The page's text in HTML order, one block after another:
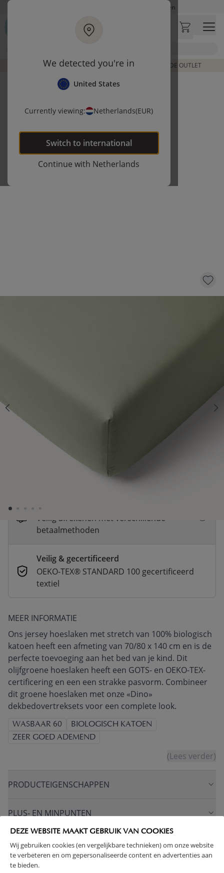
DEZE WEBSITE MAAKT GEBRUIK VAN COOKIES
Wij gebruiken cookies (en vergelijkbare technieken) om onze website
te verbeteren en om gepersonaliseerde content en advertenties aan
te bieden.
We detected you're in
United States
Currently viewing: Netherlands(EUR)
Switch to international
Continue with Netherlands
Ga naar hoofdinhoudOp werkdagen besteld, zelfde dag verzonden
Let op: vertraging bij PostNL. Levering duurt mogelijk langer
Bezoek onze concept store
DE LAATSTE ITEMS UIT VORIGE COLLECTIES | SHOP DE OUTLET
Op voorraad
Snelle levering
Voor 23:00 besteld, dezelfde dag
Veilig afrekenen met verschillende
betaalmethoden
Veilig & gecertificeerd
OEKO-TEX® STANDARD 100 gecertificeerd
textiel
MEER INFORMATIE
Ons jersey hoeslaken met stretch van 100% biologisch
katoen heeft een afmeting van 70/80 x 140 cm en is de
perfecte toevoeging aan het bed van je kind. Dit
olijfgroene hoeslaken heeft een GOTS- en OEKO-TEX-
certificering en een een strakke pasvorm. Combineer
dit groene hoeslaken met onze «Dino»
dekbedovertreksets voor een complete look.
WASBAAR 60
BIOLOGISCH KATOEN
ZEER GOED ADEMEND
(Lees verder)
PRODUCTEIGENSCHAPPEN
PLUS- EN MINPUNTEN
FAQ
RETOUREN